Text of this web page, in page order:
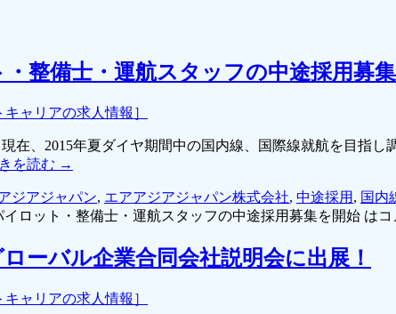
整備士・運航スタッフの中途採用募
ャリアの求人情報］
在、2015年夏ダイヤ期間中の国内線、国際線就航を目指し
を読む →
ジアジャパン, エアアジアジャパン株式会社, 中途採用 , 国内
ロット・整備士・運航スタッフの中途採用募集を開始 は
ーバル企業合同会社説明会に出展！
ャリアの求人情報］